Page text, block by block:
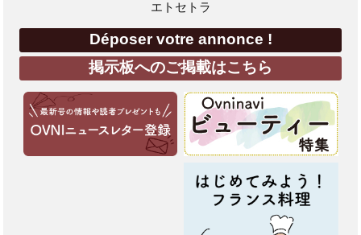
エトセトラ
Déposer votre annonce !
掲示板へのご掲載はこちら